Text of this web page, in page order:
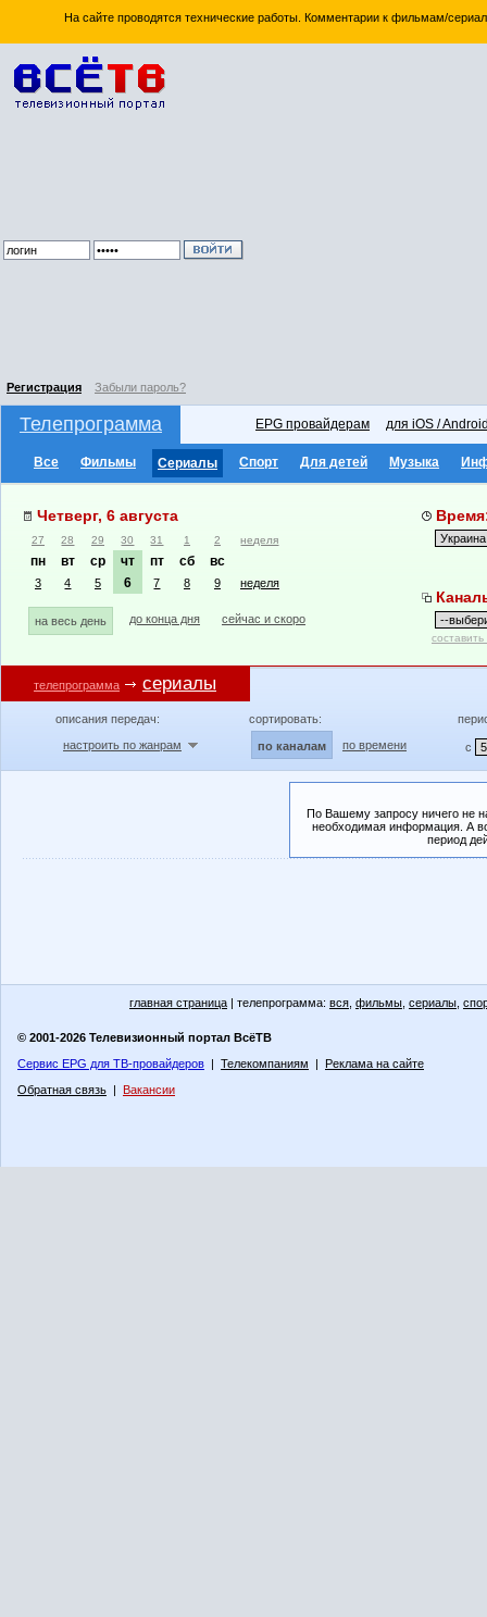
На сайте проводятся технические работы. Комментарии к фильмам/
Регистрация Забыли пароль?
Телепрограмма EPG провайдерам для iOS /
Все Фильмы Сериалы Спорт Для детей Музыка
Четверг, 6 августа
27 28 29 30 31 1 2 неделя
пн вт ср чт пт сб вс
3 4 5 6 7 8 9 неделя
на весь день до конца дня сейчас и скоро
телепрограмма сериалы
описания передач:
настроить по жанрам
сортировать:
по каналам по времени с
По Вашему запросу ничего не
необходимая информация. А
период
главная страница | телепрограмма: вся фильмы сериалы
© 2001-2026 Телевизионный портал ВсёТВ
Сервис EPG для ТВ-провайдеров | Телекомпаниям | Реклама на сайте
Обратная связь | Вакансии